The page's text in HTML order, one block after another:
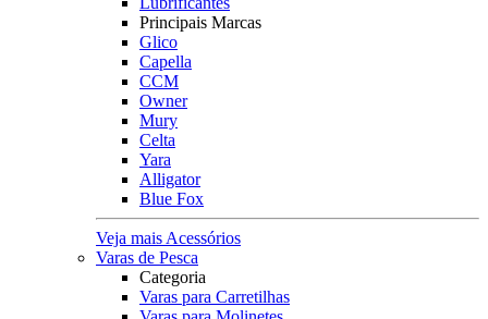
Principais Marcas
Glico
Capella
CCM
Owner
Mury
Celta
Yara
Alligator
Blue Fox
Veja mais Acessórios
Varas de Pesca
Categoria
Varas para Carretilhas